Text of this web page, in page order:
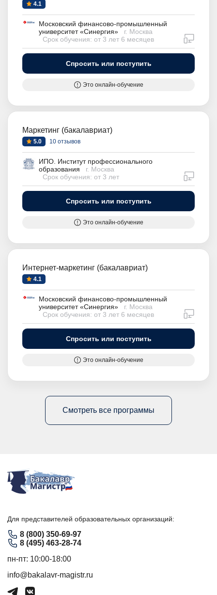
4.1
Московский финансово-промышленный
университет «Синергия»
г. Москва
Срок обучения: от 3 лет 6 месяцев
Спросить или поступить
Это онлайн-обучение
Маркетинг (бакалавриат)
5.0 10 отзывов
ИПО. Институт профессионального
образования
г. Москва
Срок обучения: от 3 лет
Спросить или поступить
Это онлайн-обучение
Интернет-маркетинг (бакалавриат)
4.1
Московский финансово-промышленный
университет «Синергия»
г. Москва
Срок обучения: от 3 лет 6 месяцев
Спросить или поступить
Это онлайн-обучение
Смотреть все программы
Для представителей образовательных организаций:
8 (800) 350-69-97
8 (495) 463-28-74
пн-пт: 10:00-18:00
info@bakalavr-magistr.ru